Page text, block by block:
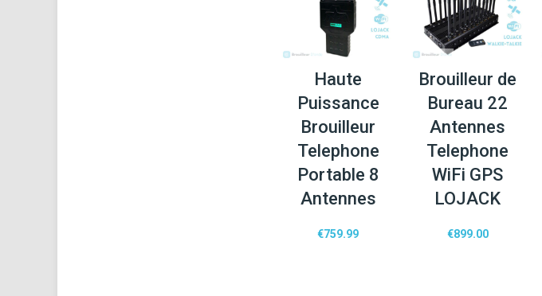
Haute
Puissance
Brouilleur
Telephone
Portable 8
Antennes
€759.99
Brouilleur de
Bureau 22
Antennes
Telephone
WiFi GPS
LOJACK
€899.00